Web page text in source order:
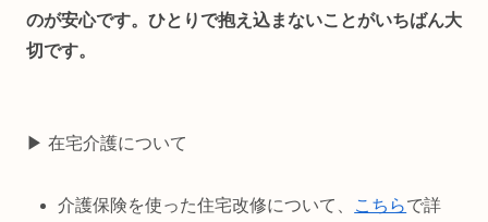
のが安心です。ひとりで抱え込まないことがいちばん大
切です。
▶ 在宅介護について
介護保険を使った住宅改修について、 こちらで詳